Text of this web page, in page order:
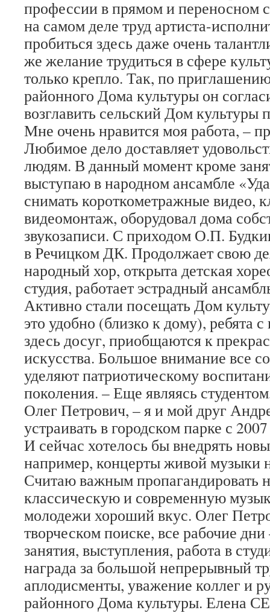
профессии в прямом и переносном
на самом деле труд артиста-
пробиться здесь даже очень
же желание трудиться в сфере
только крепло. Так, по
районного Дома культуры он
возглавить сельский Дом культуры
Мне очень нравится моя работа, –
Любимое дело доставляет
людям. В данный момент кроме
выступаю в народном ансамбле
снимать короткометражные видео,
видеомонтаж, оборудовал дома
звукозаписи. С приходом О.П.
в Речицком ДК. Продолжает свою
народный хор, открыта детская
студия, работает эстрадный
Активно стали посещать Дом
это удобно (близко к дому), ребята
здесь досуг, приобщаются к
искусства. Большое внимание все
уделяют патриотическому
поколения. – Еще являясь
Олег Петрович, – я и мой друг
устраивать в городском парке с
И сейчас хотелось бы внедрять
например, концерты живой музыки
Считаю важным пропагандировать
классическую и современную
молодежи хороший вкус. Олег
творческом поиске, все рабочие
занятия, выступления, работа в
награда за большой непрерывный
аплодисменты, уважение коллег и
районного Дома культуры. Елена